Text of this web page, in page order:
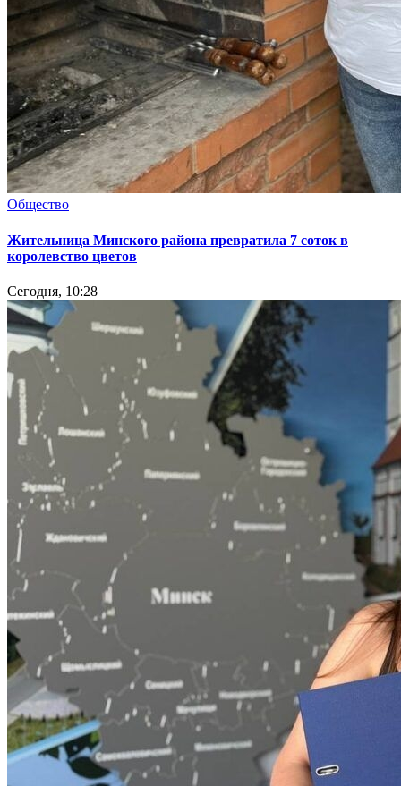
Общество
Жительница Минского района превратила 7 соток в
королевство цветов
Сегодня, 10:28